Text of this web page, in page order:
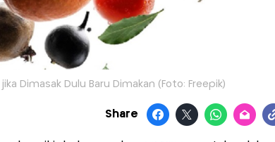
Dimasak Dulu Baru Dimakan (Foto: Freepik)
Share